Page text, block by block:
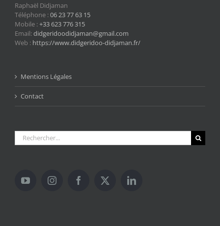
Raphaël Didjaman
Téléphone :06 23 77 63 15
Mobile :+33 623 776 315
Email:didgeridoodidjaman@gmail.com
Web : https://www.didgeridoo-didjaman.fr/
Mentions Légales
Contact
Rechercher: